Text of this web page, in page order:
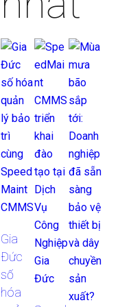
Gia
Đức
số
hóa